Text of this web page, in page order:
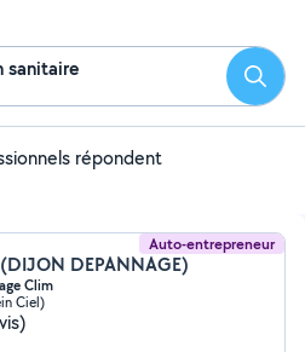
sanitaire
répondent
Auto-entrepreneur
DEPANNAGE)
Clim
Ciel)